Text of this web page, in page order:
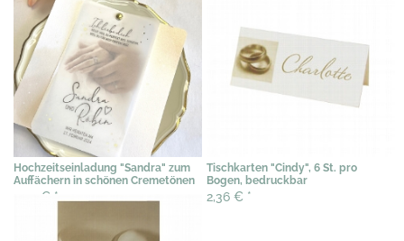
Hochzeitseinladung "Sandra" zum
Auffächern in schönen Cremetönen
2,49 € *
Tischkarten "Cindy", 6 St. pro
Bogen, bedruckbar
2,36 € *